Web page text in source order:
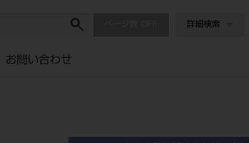
詳細検索
お問い合わせ